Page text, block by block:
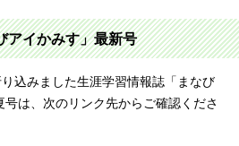
アイかみす」最新号
込みました生涯学習情報誌「まなび
は、次のリンク先からご確認くださ